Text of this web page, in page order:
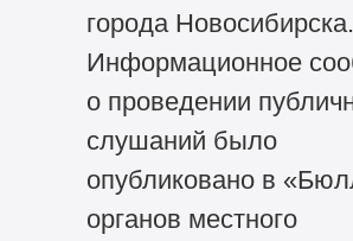
города Новосибирска.
Информационное
о проведении
слушаний было
опубликовано в
органов местного